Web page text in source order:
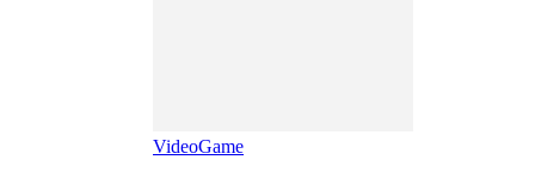
VideoGame